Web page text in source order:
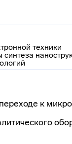
техники
к